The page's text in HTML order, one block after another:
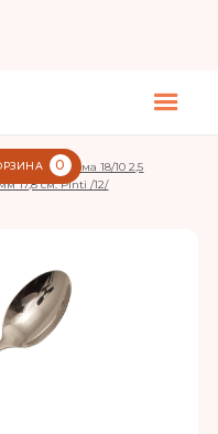
0Рома 18/10 2,5
17,8 см. Pinti /12/